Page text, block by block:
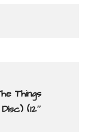
Things
(12″